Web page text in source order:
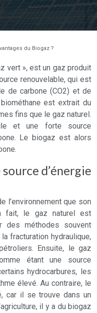
du Biogaz ?
vert », est un gaz produit
renouvelable, qui est
de carbone (CO2) et de
est extrait du
fins que le gaz naturel.
et une forte source
Le biogaz est alors
d’énergie
l’environnement que son
fait, le gaz naturel est
des méthodes souvent
fracturation hydraulique,
Ensuite, le gaz
étant une source
hydrocarbures, les
élevé. Au contraire, le
car il se trouve dans un
il y a du biogaz